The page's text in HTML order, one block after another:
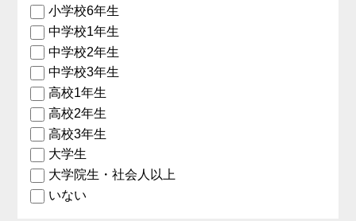
小学校6年生
中学校1年生
中学校2年生
中学校3年生
高校1年生
高校2年生
高校3年生
大学生
大学院生・社会人以上
いない